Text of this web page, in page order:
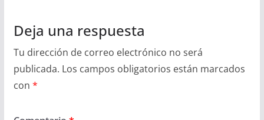
Deja una respuesta
Tu dirección de correo electrónico no será
publicada. Los campos obligatorios están marcados
con *